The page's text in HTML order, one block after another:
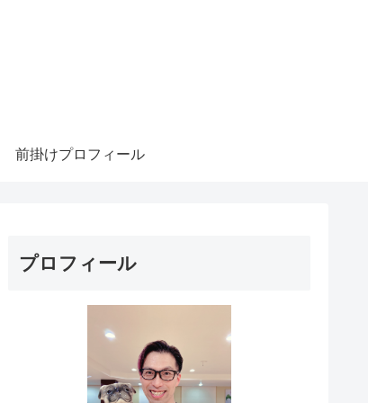
前掛けプロフィール
プロフィール